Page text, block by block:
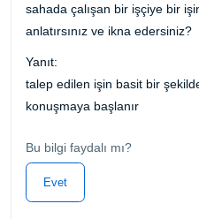
sahada çalışan bir işçiye bir
anlatırsınız ve ikna edersiniz?
Yanıt:
talep edilen işin basit bir
konuşmaya başlanır
Bu bilgi faydalı mı?
Evet